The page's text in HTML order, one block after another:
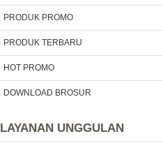
PRODUK PROMO
PRODUK TERBARU
HOT PROMO
DOWNLOAD BROSUR
LAYANAN UNGGULAN